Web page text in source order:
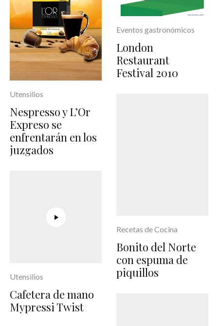
Utensilios
Nespresso y L’Or
Expreso se
enfrentarán en los
juzgados
Utensilios
Cafetera de mano
Mypressi Twist
Eventos gastronómicos
London
Restaurant
Festival 2010
Recetas de Cocina
Bonito del Norte
con espuma de
piquillos